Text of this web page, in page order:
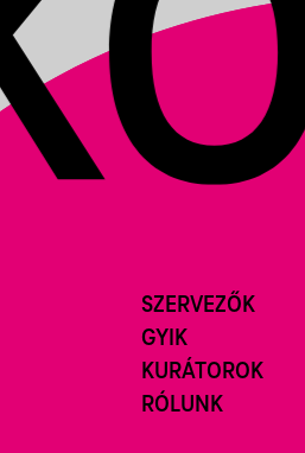
SZERVEZŐK
GYIK
KURÁTOROK
RÓLUNK